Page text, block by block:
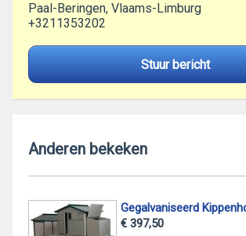
Paal-Beringen, Vlaams-Limburg
+3211353202
Stuur bericht
Anderen bekeken
Gegalvaniseerd
€ 397,50